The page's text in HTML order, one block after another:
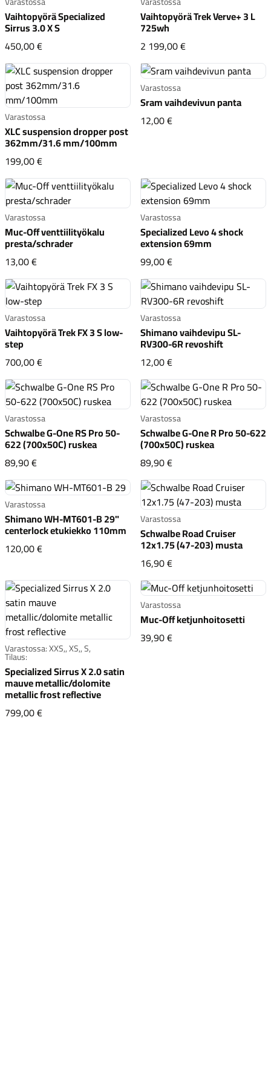
Vaihtopyörä Specialized
Sirrus 3.0 X S
450,00 €Vaihtopyörä Specialized Sirrus 3.0 X S
Vaihtopyörä Trek Verve+ 3 L
725wh
2 199,00 €Vaihtopyörä Trek
Varastossa
XLC suspension dropper post
362mm/31.6 mm/100mm
199,00 €XLC suspension dropper post 362mm/31.6 mm/100mm
Varastossa
Sram vaihdevivun panta
12,00 €Sram vaihdevivun
Varastossa
Muc-Off venttiilityökalu
presta/schrader
13,00 €Muc-Off venttiilityökalu presta/schrader
Varastossa
Specialized Levo 4 shock
extension 69mm
99,00 €Specialized Levo 4
Varastossa
Vaihtopyörä Trek FX 3 S low-
step
700,00 €Vaihtopyörä Trek FX 3 S low-step
Varastossa
Shimano vaihdevipu SL-
RV300-6R revoshift
12,00 €Shimano vaihdevipu
Varastossa
Schwalbe G-One RS Pro 50-
622 (700x50C) ruskea
89,90 €Schwalbe G-One RS Pro 50-622 (700x50C) ruskea
Varastossa
Schwalbe G-One R Pro 50-622
(700x50C) ruskea
89,90 €Schwalbe G-One R
Varastossa
Shimano WH-MT601-B 29"
centerlock etukiekko 110mm
120,00 €Shimano WH-MT601-B 29" centerlock etukiekko
Varastossa
Schwalbe Road Cruiser
12x1.75 (47-203) musta
16,90 €Schwalbe Road
Varastossa: XXS,, XS,, S,
Tilaus:
Specialized Sirrus X 2.0 satin
mauve metallic/dolomite
metallic frost reflective
799,00 €Specialized Sirrus X 2.0 satin mauve metallic/
Varastossa
Muc-Off ketjunhoitosetti
39,90 €Muc-Off